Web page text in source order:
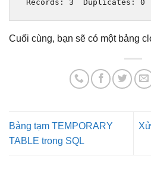
Records : 3 Duplicates : 0
Cuối cùng, bạn sẽ có một bảng
Bảng tạm TEMPORARY
TABLE trong SQL